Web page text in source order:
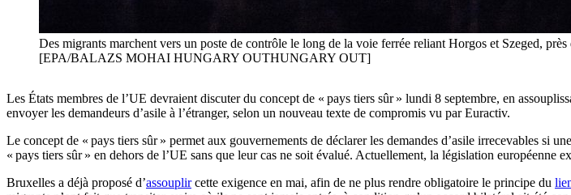
Des migrants marchent vers un poste de contrôle le long de la voie ferrée reliant Horgos et Szeged,
[EPA/BALAZS MOHAI HUNGARY OUTHUNGARY OUT]
Les États membres de l’UE devraient discuter du concept de « pays tiers sûr » lundi 8 septembre, en
envoyer les demandeurs d’asile à l’étranger, selon un nouveau texte de compromis vu par Euractiv.
Le concept de « pays tiers sûr » permet aux gouvernements de déclarer les demandes d’asile irrecevables si
« pays tiers sûr » en dehors de l’UE sans que leur cas ne soit évalué. Actuellement, la législation européenne
Bruxelles a déjà proposé d’assouplircette exigence en mai, afin de ne plus rendre obligatoire le principe du